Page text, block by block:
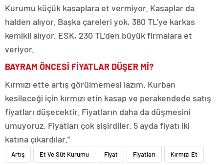
Kurumu küçük kasaplara et vermiyor. Kasaplar da
halden alıyor. Başka çareleri yok, 380 TL’ye karkas
kemikli alıyor. ESK, 230 TL’den büyük firmalara et
veriyor.
BAYRAM ÖNCESİ FİYATLAR DÜŞER Mİ?
Kırmızı ette artış görülmemesi lazım. Kurban
kesileceği için kırmızı etin kasap ve perakendede satış
fiyatları düşecektir. Fiyatların daha da düşmesini
umuyoruz. Fiyatları çok şişirdiler. 5 ayda fiyatı iki
katına çıkardılar.”
Artış Et Ve Süt Kurumu Fiyat Fiyatları Kırmızı Et